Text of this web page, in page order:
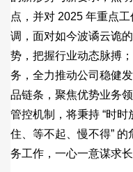
点，并对 2025 年重点
调，面对如今波谲云诡
势，把握行业动态脉搏
务，全力推动公司稳健
品链条，聚焦优势业务
管控机制，将秉持 “时时
住、等不起、慢不得”
务工作，一心一意谋求长